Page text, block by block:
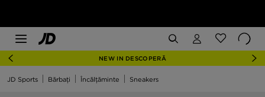
NEW IN DESCOPERĂ
JD Sports Bărbați Încălțăminte Sneakers